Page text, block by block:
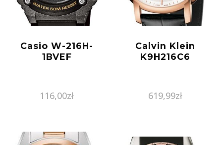
Casio W-216H-
1BVEF
116,00zł
Calvin Klein
K9H216C6
619,99zł